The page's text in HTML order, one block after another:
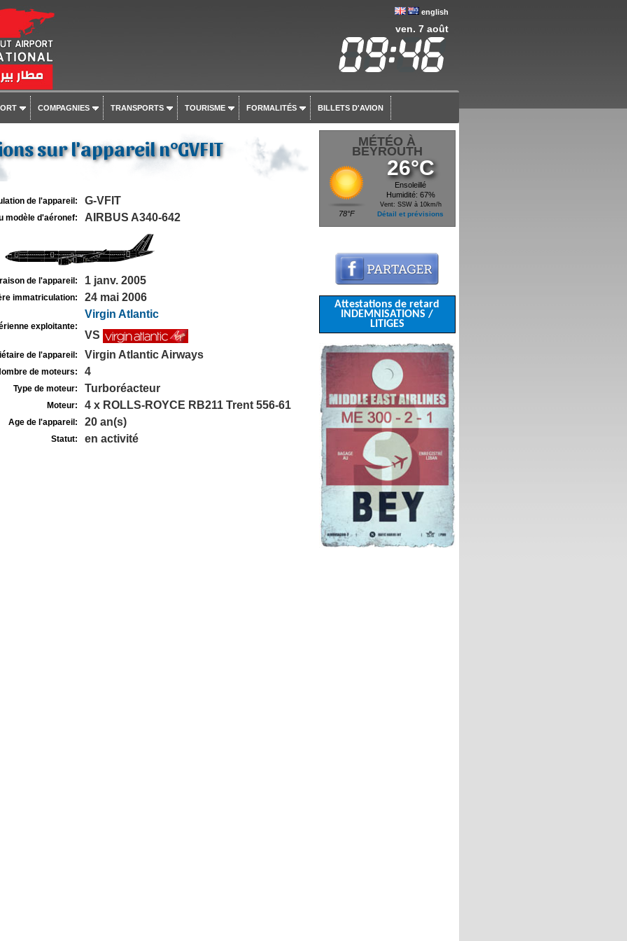
english
ven. 7 août
COMPAGNIES TRANSPORTS TOURISME FORMALITÉS BILLETS D'AVION
sur l'appareil n°GVFIT
de l'appareil: G-VFIT
modèle d'aéronef: AIRBUS A340-642
de l'appareil: 1 janv. 2005
immatriculation: 24 mai 2006
exploitante:
Virgin Atlantic
VS
de l'appareil: Virgin Atlantic Airways
de moteurs: 4
Type de moteur: Turboréacteur
Moteur: 4 x ROLLS-ROYCE RB211 Trent 556-61
Age de l'appareil: 20 an(s)
Statut: en activité
MÉTÉO À
BEYROUTH
78°F
26°C
Ensoleillé
Humidité: 67%
Vent: SSW à 10km/h
Détail et prévisions
Attestations de retard
INDEMNISATIONS /
LITIGES